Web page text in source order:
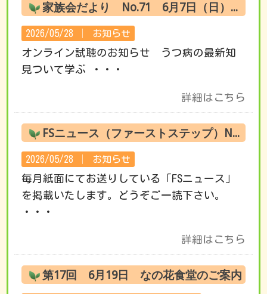
家族会だより No.71 6月7日（日） オンライン試聴のお知らせ
2026/05/28 │ お知らせ
オンライン試聴のお知らせ うつ病の最新知
見ついて学ぶ ・・・
詳細はこちら
FSニュース（ファーストステップ）No.220 6月の活動です
2026/05/28 │ お知らせ
毎月紙面にてお送りしている「FSニュース」
を掲載いたします。どうぞご一読下さい。
・・・
詳細はこちら
第17回 6月19日 なの花食堂のご案内